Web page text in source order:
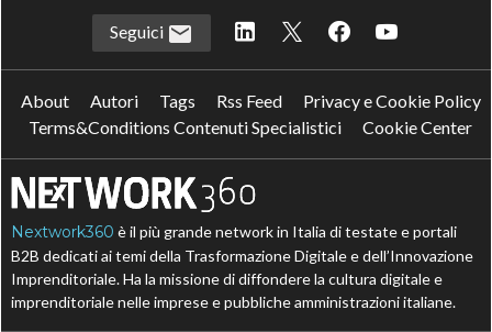
Seguici
About Autori Tags Rss Feed
Privacy e Cookie Policy
Terms&Conditions Contenuti Specialistici
Cookie Center
Nextwork360 è il più grande network in Italia di testate e portali
B2B dedicati ai temi della Trasformazione Digitale e dell’Innovazione
Imprenditoriale. Ha la missione di diffondere la cultura digitale e
imprenditoriale nelle imprese e pubbliche amministrazioni italiane.